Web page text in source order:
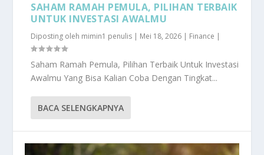
SAHAM RAMAH PEMULA, PILIHAN TERBAIK
UNTUK INVESTASI AWALMU
Diposting oleh mimin1 penulis | Mei 18, 2026 | Finance |
Saham Ramah Pemula, Pilihan Terbaik Untuk Investasi
Awalmu Yang Bisa Kalian Coba Dengan Tingkat...
BACA SELENGKAPNYA